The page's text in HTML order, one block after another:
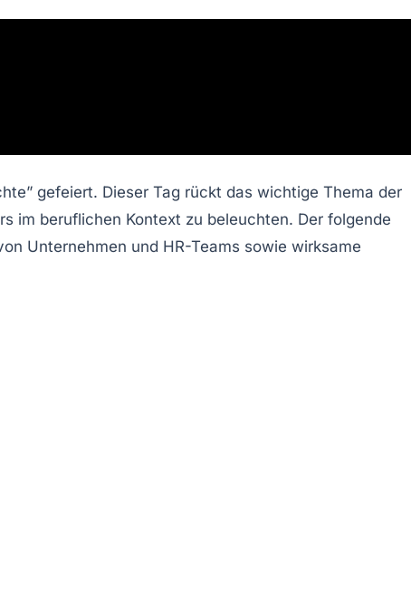
gefeiert. Dieser Tag rückt das wichtige Thema der
im beruflichen Kontext zu beleuchten. Der folgende
Unternehmen und HR-Teams sowie wirksame